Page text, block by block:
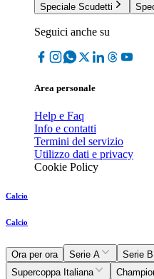
Speciale Scudetti
Seguici anche su
Area personale
Help e Faq
Info e contatti
Termini del servizio
Utilizzo dati e privacy
Cookie Policy
Calcio
Calcio
Ora per ora Serie A Serie B
Supercoppa Italiana